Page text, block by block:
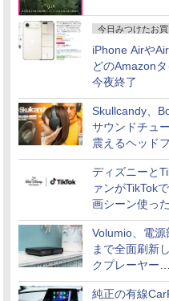
今日みつけたお
iPhone Airや
どのAmazonタ
今夜終了
Skullcandy、
サウンドチュ
震えるヘッド
「Crusher
ディズニーと
ァンがTikTok
画シーン使っ
作、Disney+
Volumio、電
まで全面刷新
クプレーヤー
「Primo（
純正の有線